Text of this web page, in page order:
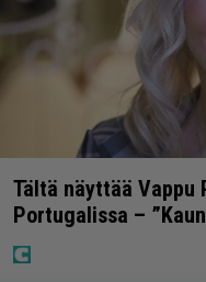
Tältä näyttää Vappu
Portugalissa –